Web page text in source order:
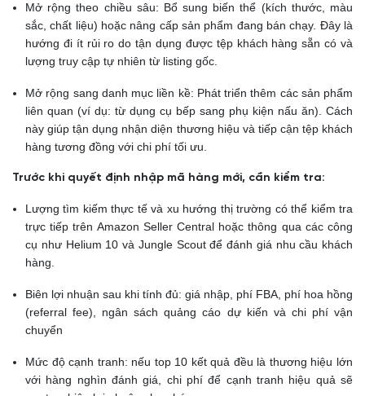
Mở rộng theo chiều sâu: Bổ sung biến thể (kích thước, màu
sắc, chất liệu) hoặc nâng cấp sản phẩm đang bán chạy. Đây là
hướng đi ít rủi ro do tận dụng được tệp khách hàng sẵn có và
lượng truy cập tự nhiên từ listing gốc.
Mở rộng sang danh mục liền kề: Phát triển thêm các sản phẩm
liên quan (ví dụ: từ dụng cụ bếp sang phụ kiện nấu ăn). Cách
này giúp tận dụng nhận diện thương hiệu và tiếp cận tệp khách
hàng tương đồng với chi phí tối ưu.
Trước khi quyết định nhập mã hàng mới, cần kiểm tra:
Lượng tìm kiếm thực tế và xu hướng thị trường có thể kiểm tra
trực tiếp trên Amazon Seller Central hoặc thông qua các công
cụ như Helium 10 và Jungle Scout để đánh giá nhu cầu khách
hàng.
Biên lợi nhuận sau khi tính đủ: giá nhập, phí FBA, phí hoa hồng
(referral fee), ngân sách quảng cáo dự kiến và chi phí vận
chuyển
Mức độ cạnh tranh: nếu top 10 kết quả đều là thương hiệu lớn
với hàng nghìn đánh giá, chi phí để cạnh tranh hiệu quả sẽ